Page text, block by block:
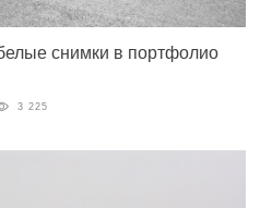
снимки в портфолио
3 225